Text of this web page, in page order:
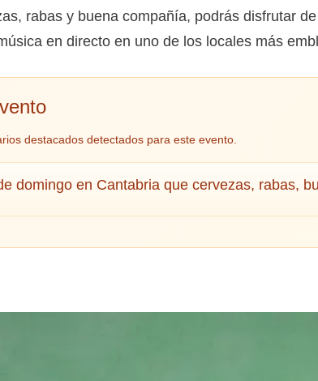
rabas y buena compañía, podrás disfrutar
en directo en uno de los locales más
destacados detectados para este evento.
domingo en Cantabria que cervezas, rabas,